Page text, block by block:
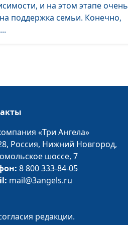
Лондоне, мастер
спорта по гребле на
Олимпийских Игр в
Лондоне, мастер
спорта по гребле на
байдарках и каноэ,
специалист по
и на этом этапе очень
поддержка семьи. Конечно,
«Три Ангела»
Россия, Нижний Новгород,
шоссе, 7
8 800 333-84-05
mail@3angels.ru
редакции.